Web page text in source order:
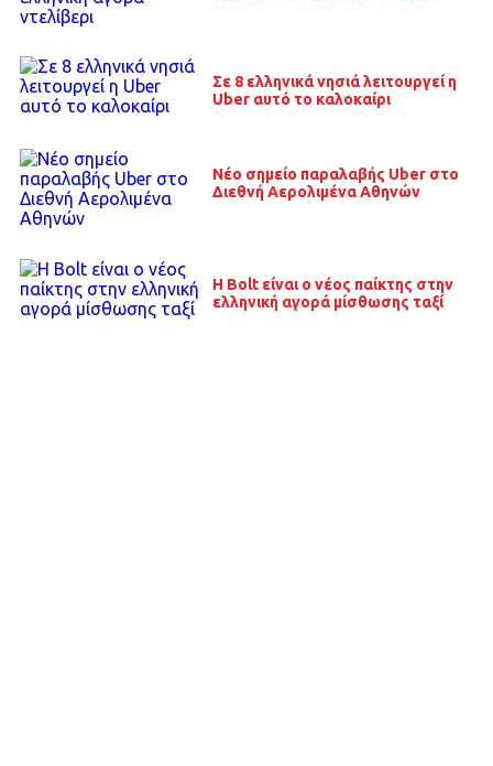
Σε 8 ελληνικά νησιά λειτουργεί η
Uber αυτό το καλοκαίρι
Νέο σημείο παραλαβής Uber στο
Διεθνή Αερολιμένα Αθηνών
Η Bolt είναι o νέος παίκτης στην
ελληνική αγορά μίσθωσης ταξί